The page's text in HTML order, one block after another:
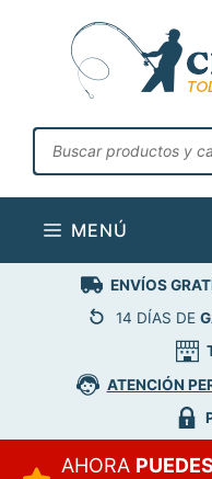
contenido
Búsqueda
de
productos
MENÚ
ENVÍOS
14 DÍAS DE
ATENCIÓN
AHORA